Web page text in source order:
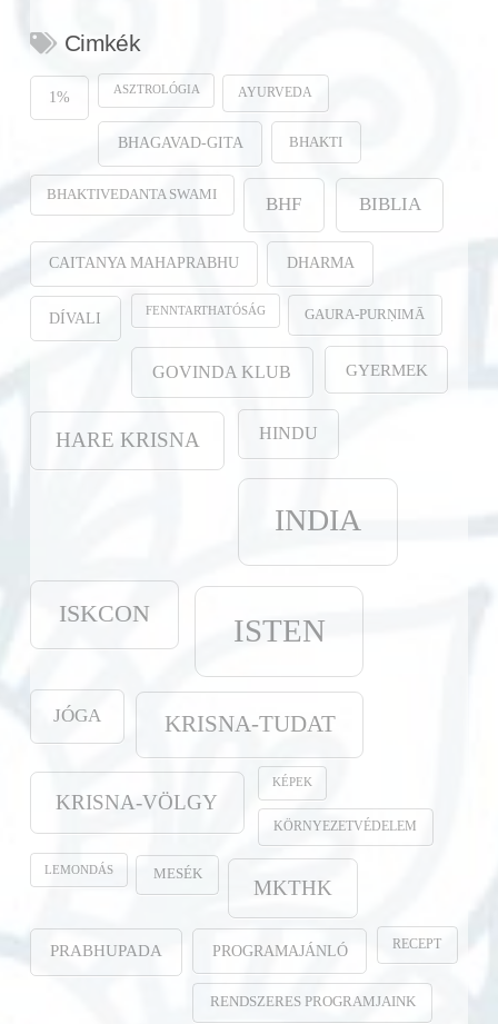
Cimkék
1% ASZTROLÓGIA AYURVEDA
BHAGAVAD-GITA BHAKTI
BHAKTIVEDANTA SWAMI BHF BIBLIA
CAITANYA MAHAPRABHU DHARMA
DÍVALI FENNTARTHATÓSÁG GAURA-PURṆIMĀ
GOVINDA KLUB GYERMEK
HARE KRISNA HINDU
INDIA
ISKCON ISTEN
JÓGA KRISNA-TUDAT
KRISNA-VÖLGY
KÉPEK
KÖRNYEZETVÉDELEM
LEMONDÁS MESÉK
MKTHK
PRABHUPADA PROGRAMAJÁNLÓ RECEPT
RENDSZERES PROGRAMJAINK